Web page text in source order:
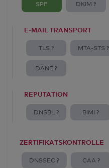
SPF DKIM ?
E-MAIL TRANSPORT
TLS ? MTA-STS ?
DANE ?
REPUTATION
DNSBL ? BIMI ?
ZERTIFIKATSKONTROLLE
DNSSEC ? CAA ?